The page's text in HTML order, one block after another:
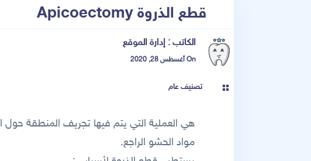
قطع الذروة Apicoectomy
الكاتب : إدارة الموقع
On أغسطس 28, 2020
 تصنيف عام
هي العملية التي يتم فيها تجريف المنطقة حول
مواد الحشو الراجع.